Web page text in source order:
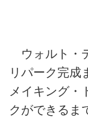
ウォルト・
リパーク完成
メイキング・
クができるま